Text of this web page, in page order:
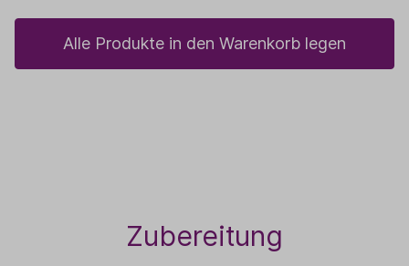
Alle Produkte in den Warenkorb legen
Zubereitung